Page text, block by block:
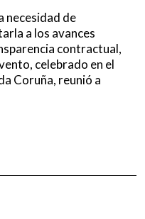
necesidad de
a los avances
contractual,
celebrado en el
Coruña, reunió a